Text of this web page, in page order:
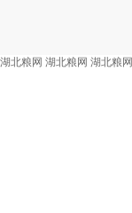
湖北粮网 湖北粮网 湖北粮网